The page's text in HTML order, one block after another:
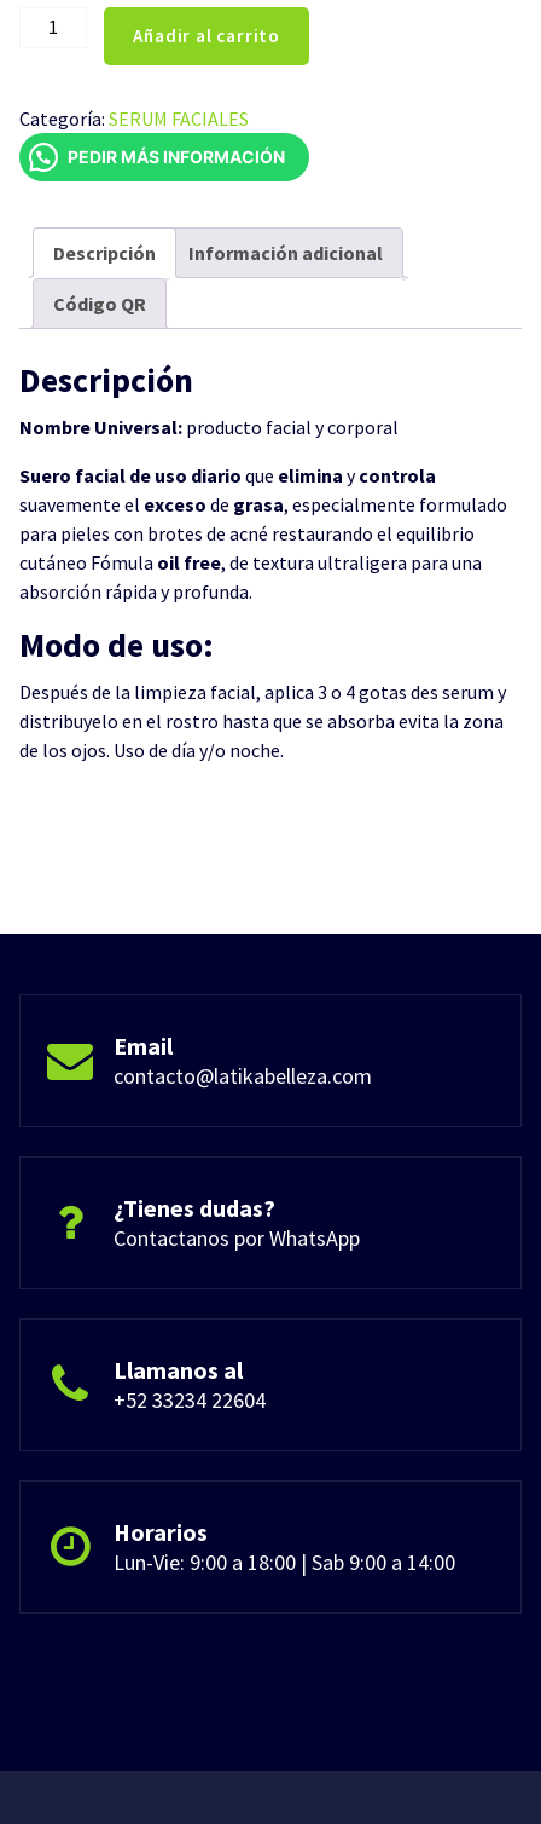
SERUM
BULBO
DORADO
30ML
Añadir al carrito
Categoría: SERUM FACIALES
PEDIR MÁS INFORMACIÓN
Descripción Información adicional
Código QR
Descripción
Nombre Universal: producto facial y corporal
Suero facial de uso diario que elimina ycontrola
suavemente el exceso de grasa, especialmente formulado
para pieles con brotes de acné restaurando el equilibrio
cutáneo Fómula oil free, de textura ultraligera para una
absorción rápida y profunda.
Modo de uso:
Después de la limpieza facial, aplica 3 o 4 gotas des serum y
distribuyelo en el rostro hasta que se absorba evita la zona
de los ojos. Uso de día y/o noche.
Email
contacto@latikabelleza.com
¿Tienes dudas?
Contactanos por WhatsApp
Llamanos al
+52 33234 22604
Horarios
Lun-Vie: 9:00 a 18:00 | Sab 9:00 a 14:00